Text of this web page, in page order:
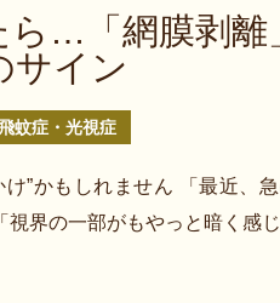
ら…「網膜剥離
サイン
蚊症・光視症
”かもしれません 「最近、
視界の一部がもやっと暗く